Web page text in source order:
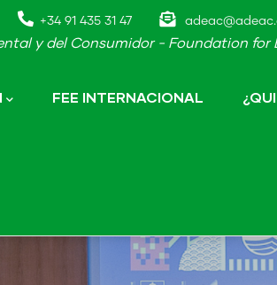
+34 91 435 31 47
y del Consumidor - Foundation for
FEE INTERNACIONAL